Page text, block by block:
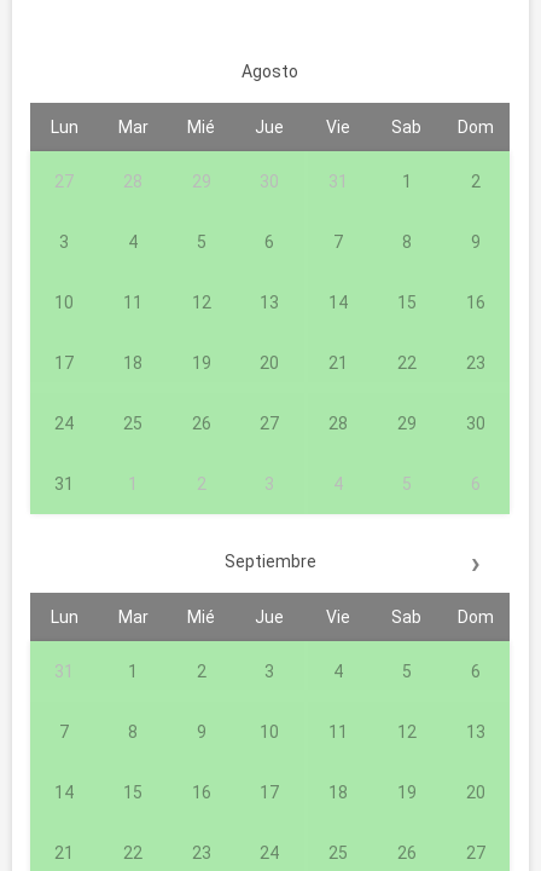
Agosto
Lun Mar Mié Jue Vie Sab Dom
27 28 29 30 31 1 2
3 4 5 6 7 8 9
10 11 12 13 14 15 16
17 18 19 20 21 22 23
24 25 26 27 28 29 30
31 1 2 3 4 5 6
Septiembre ›
Lun Mar Mié Jue Vie Sab Dom
31 1 2 3 4 5 6
7 8 9 10 11 12 13
14 15 16 17 18 19 20
21 22 23 24 25 26 27